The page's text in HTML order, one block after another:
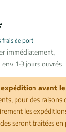
frais de port
immédiatement,
1-3 jours ouvrés
expédition avant le
pour des
les
seront traitées en